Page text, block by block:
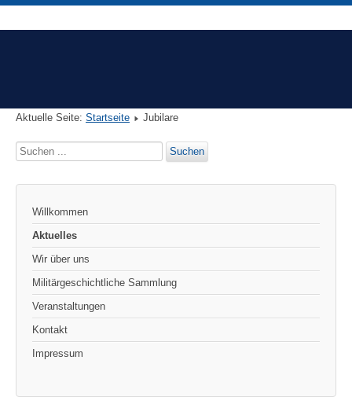
Aktuelle Seite: Startseite Jubilare
Suchen
Suchen
Willkommen
Aktuelles
Wir über uns
Militärgeschichtliche Sammlung
Veranstaltungen
Kontakt
Impressum